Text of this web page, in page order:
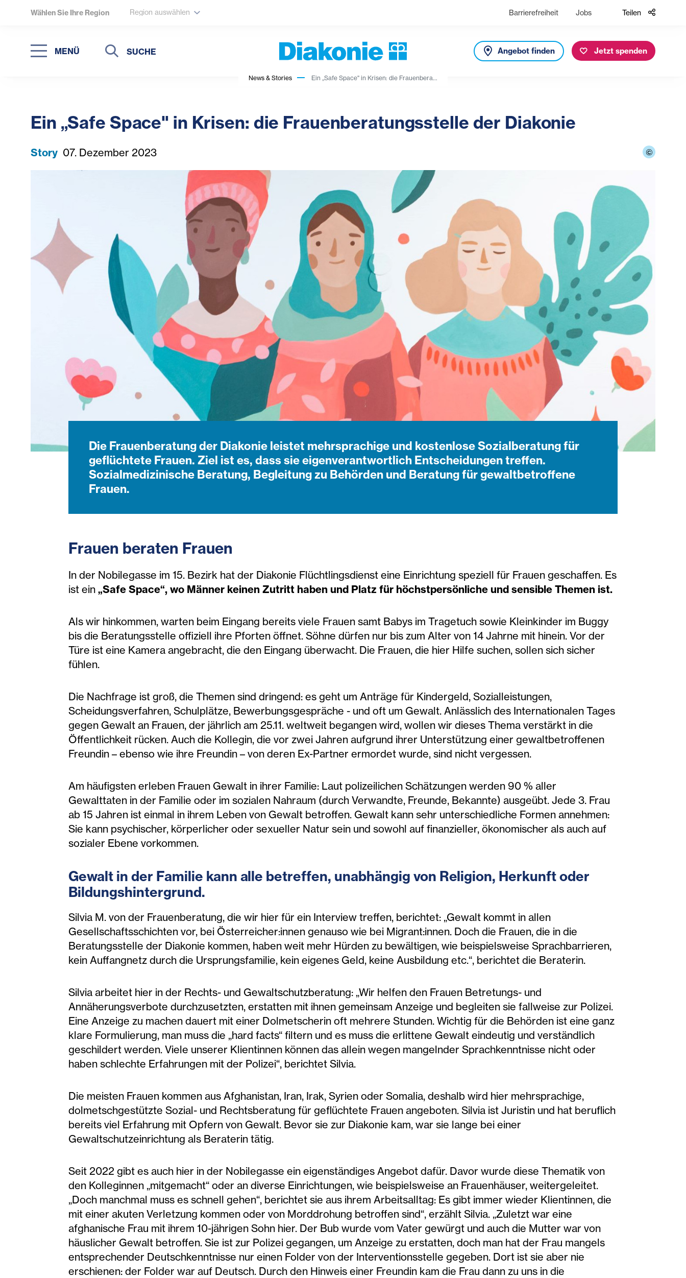
Wählen Sie Ihre Region Region auswählen Barrierefreiheit Jobs Teilen
MENÜ
Suche
Suche
Angebot finden Jetzt spenden
News & Stories Ein „Safe Space" in Krisen: die Frauenbera...
Ein „Safe Space" in Krisen: die Frauenberatungsstelle der Diakonie
Story 07. Dezember 2023 ©
Die Frauenberatung der Diakonie leistet mehrsprachige und kostenlose Sozialberatung für
geflüchtete Frauen. Ziel ist es, dass sie eigenverantwortlich Entscheidungen treffen.
Sozialmedizinische Beratung, Begleitung zu Behörden und Beratung für gewaltbetroffene
Frauen.
Frauen beraten Frauen
In der Nobilegasse im 15. Bezirk hat der Diakonie Flüchtlingsdienst eine Einrichtung speziell für Frauen geschaffen. Es
ist ein„Safe Space“, wo Männer keinen Zutritt haben und Platz für höchstpersönliche und sensible Themen ist.
Als wir hinkommen, warten beim Eingang bereits viele Frauen samt Babys im Tragetuch sowie Kleinkinder im Buggy
bis die Beratungsstelle offiziell ihre Pforten öffnet. Söhne dürfen nur bis zum Alter von 14 Jahrne mit hinein. Vor der
Türe ist eine Kamera angebracht, die den Eingang überwacht. Die Frauen, die hier Hilfe suchen, sollen sich sicher
fühlen.
Die Nachfrage ist groß, die Themen sind dringend: es geht um Anträge für Kindergeld, Sozialleistungen,
Scheidungsverfahren, Schulplätze, Bewerbungsgespräche - und oft um Gewalt. Anlässlich des Internationalen Tages
gegen Gewalt an Frauen, der jährlich am 25.11. weltweit begangen wird, wollen wir dieses Thema verstärkt in die
Öffentlichkeit rücken. Auch die Kollegin, die vor zwei Jahren aufgrund ihrer Unterstützung einer gewaltbetroffenen
Freundin – ebenso wie ihre Freundin – von deren Ex-Partner ermordet wurde, sind nicht vergessen.
Am häufigsten erleben Frauen Gewalt in ihrer Familie: Laut polizeilichen Schätzungen werden 90 % aller
Gewalttaten in der Familie oder im sozialen Nahraum (durch Verwandte, Freunde, Bekannte) ausgeübt. Jede 3. Frau
ab 15 Jahren ist einmal in ihrem Leben von Gewalt betroffen. Gewalt kann sehr unterschiedliche Formen annehmen:
Sie kann psychischer, körperlicher oder sexueller Natur sein und sowohl auf finanzieller, ökonomischer als auch auf
sozialer Ebene vorkommen.
Gewalt in der Familie kann alle betreffen, unabhängig von Religion, Herkunft oder
Bildungshintergrund.
Silvia M. von der Frauenberatung, die wir hier für ein Interview treffen, berichtet: „Gewalt kommt in allen
Gesellschaftsschichten vor, bei Österreicher:innen genauso wie bei Migrant:innen. Doch die Frauen, die in die
Beratungsstelle der Diakonie kommen, haben weit mehr Hürden zu bewältigen, wie beispielsweise Sprachbarrieren,
kein Auffangnetz durch die Ursprungsfamilie, kein eigenes Geld, keine Ausbildung etc.“, berichtet die Beraterin.
Silvia arbeitet hier in der Rechts- und Gewaltschutzberatung: „Wir helfen den Frauen Betretungs- und
Annäherungsverbote durchzusetzten, erstatten mit ihnen gemeinsam Anzeige und begleiten sie fallweise zur Polizei.
Eine Anzeige zu machen dauert mit einer Dolmetscherin oft mehrere Stunden. Wichtig für die Behörden ist eine ganz
klare Formulierung, man muss die „hard facts“ filtern und es muss die erlittene Gewalt eindeutig und verständlich
geschildert werden. Viele unserer Klientinnen können das allein wegen mangelnder Sprachkenntnisse nicht oder
haben schlechte Erfahrungen mit der Polizei“, berichtet Silvia.
Die meisten Frauen kommen aus Afghanistan, Iran, Irak, Syrien oder Somalia, deshalb wird hier mehrsprachige,
dolmetschgestützte Sozial- und Rechtsberatung für geflüchtete Frauen angeboten. Silvia ist Juristin und hat beruflich
bereits viel Erfahrung mit Opfern von Gewalt. Bevor sie zur Diakonie kam, war sie lange bei einer
Gewaltschutzeinrichtung als Beraterin tätig.
Seit 2022 gibt es auch hier in der Nobilegasse ein eigenständiges Angebot dafür. Davor wurde diese Thematik von
den Kolleginnen „mitgemacht“ oder an diverse Einrichtungen, wie beispielsweise an Frauenhäuser, weitergeleitet.
„Doch manchmal muss es schnell gehen“, berichtet sie aus ihrem Arbeitsalltag: Es gibt immer wieder Klientinnen, die
mit einer akuten Verletzung kommen oder von Morddrohung betroffen sind“, erzählt Silvia. „Zuletzt war eine
afghanische Frau mit ihrem 10-jährigen Sohn hier. Der Bub wurde vom Vater gewürgt und auch die Mutter war von
häuslicher Gewalt betroffen. Sie ist zur Polizei gegangen, um Anzeige zu erstatten, doch man hat der Frau mangels
entsprechender Deutschkenntnisse nur einen Folder von der Interventionsstelle gegeben. Dort ist sie aber nie
erschienen: der Folder war auf Deutsch. Durch den Hinweis einer Freundin kam die Frau dann zu uns in die